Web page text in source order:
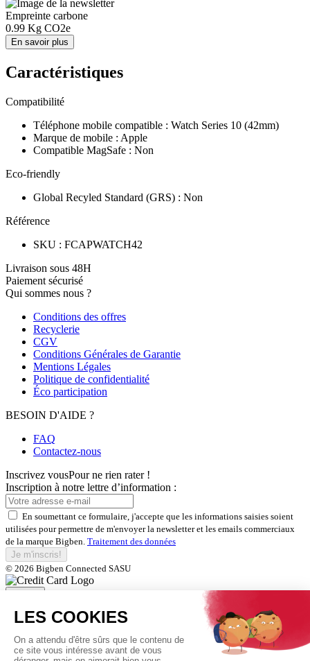
Empreinte carbone
0.99 Kg CO2e
En savoir plus
Caractéristiques
Compatibilité
Téléphone mobile compatible : Watch Series 10 (42mm)
Marque de mobile : Apple
Compatible MagSafe : Non
Eco-friendly
Global Recyled Standard (GRS) : Non
Référence
SKU : FCAPWATCH42
Livraison sous 48H
Paiement sécurisé
Qui sommes nous ?
Conditions des offres
Recyclerie
CGV
Conditions Générales de Garantie
Mentions Légales
Politique de confidentialité
Éco participation
BESOIN D'AIDE ?
FAQ
Contactez-nous
Inscrivez vousPour ne rien rater !
Inscription à notre lettre d’information :
En soumettant ce formulaire, j'accepte que les informations saisies soient
utilisées pour permettre de m'envoyer la newsletter et les emails commerciaux
de la marque Bigben. Traitement des données
Je m'inscris!
© 2026 Bigben Connected SASU
Fermer
Inscrivez-vous et bénéficiez de
nos offres exclusives